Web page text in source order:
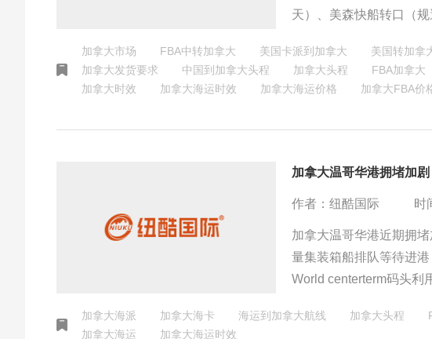
天）、美森快船转口（
货选整柜+快船；冬季提
加拿大市场 FBA中转加拿大 美国卡派到加拿大 美国转加拿
加拿大发货要求
中国到加拿大头程 加拿大头程 FBA加拿大
加拿大时效
加拿大海运时效 加拿大海运价格 加拿大FBA价
加拿大温哥华港拥堵加
作者：纽酷国际 时
加拿大温哥华港近期拥
量集装箱船排队等待进
World centerterm码头利
加拿大海派 加拿大海卡 海运到加拿大航线 加拿大头程
加拿大海运
加拿大海运时效